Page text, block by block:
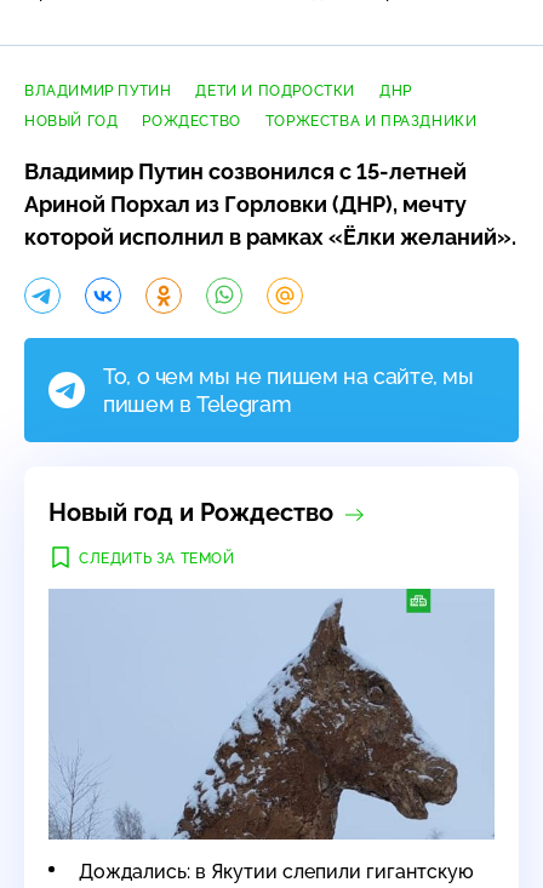
ВЛАДИМИР ПУТИН ДЕТИ И ПОДРОСТКИ
ДНР
НОВЫЙ ГОД
РОЖДЕСТВО ТОРЖЕСТВА И ПРАЗДНИКИ
Владимир Путин созвонился с15-летней
Ариной Порхал из Горловки (ДНР), мечту
которой исполнил в рамках «Ёлки желаний».
То, о чем мы не пишем на сайте, мы
пишем в Telegram
Новый год и Рождество
СЛЕДИТЬ ЗА ТЕМОЙ
Дождались: в Якутии слепили гигантскую